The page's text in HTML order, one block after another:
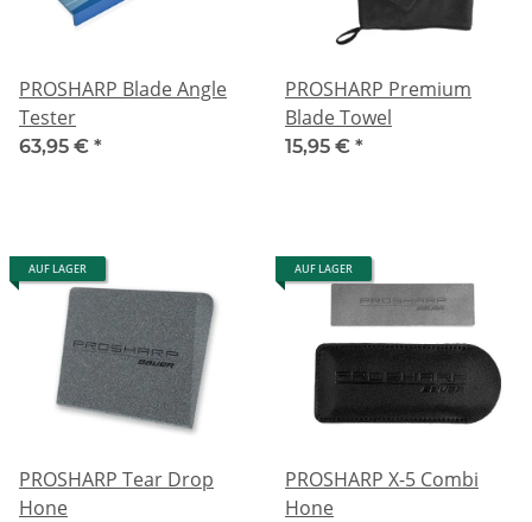
PROSHARP Blade Angle
Tester
63,95 € *
PROSHARP Premium
Blade Towel
15,95 € *
AUF LAGER
PROSHARP Tear Drop
Hone
AUF LAGER
PROSHARP X-5 Combi
Hone